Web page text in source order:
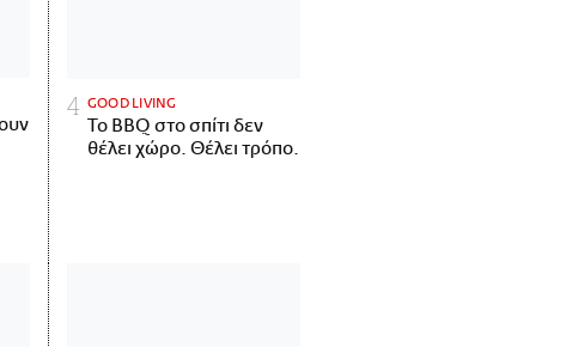
GOOD LIVING
Το BBQ στο σπίτι δεν
θέλει χώρο. Θέλει τρόπο.